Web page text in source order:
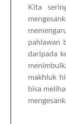
Kita
pahlawan
daripada
makhluk
bisa